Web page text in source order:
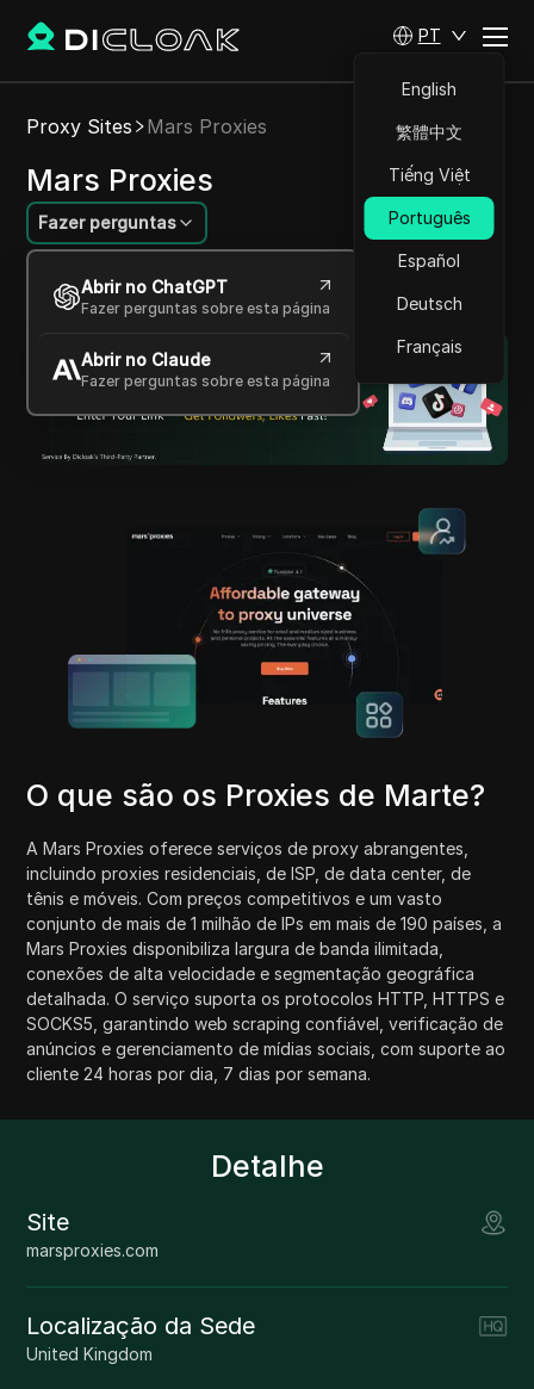
PT
English
繁體中文
Tiếng Việt
Português
Español
Deutsch
Français
Proxy Sites Mars Proxies
Mars Proxies
Fazer perguntas
Abrir no ChatGPT
Fazer perguntas sobre esta página
Abrir no Claude
Fazer perguntas sobre esta página
Soluções de proxy confiáveis e de alta
velocidade para conectividade global.
O que são os Proxies de Marte?
A Mars Proxies oferece serviços de proxy abrangentes,
incluindo proxies residenciais, de ISP, de data center, de
tênis e móveis. Com preços competitivos e um vasto
conjunto de mais de 1 milhão de IPs em mais de 190 países, a
Mars Proxies disponibiliza largura de banda ilimitada,
conexões de alta velocidade e segmentação geográfica
detalhada. O serviço suporta os protocolos HTTP, HTTPS e
SOCKS5, garantindo web scraping confiável, verificação de
anúncios e gerenciamento de mídias sociais, com suporte ao
cliente 24 horas por dia, 7 dias por semana.
Detalhe
Site
marsproxies.com
Localização da Sede
United Kingdom